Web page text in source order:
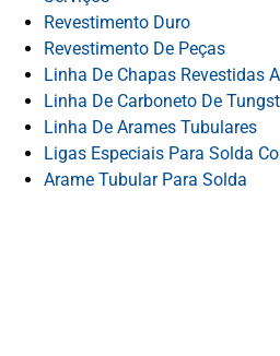
Revestimento Duro
Revestimento De Peças
Linha De Chapas Revestidas
Linha De Carboneto De
Linha De Arames Tubulares
Ligas Especiais Para Solda
Arame Tubular Para Solda